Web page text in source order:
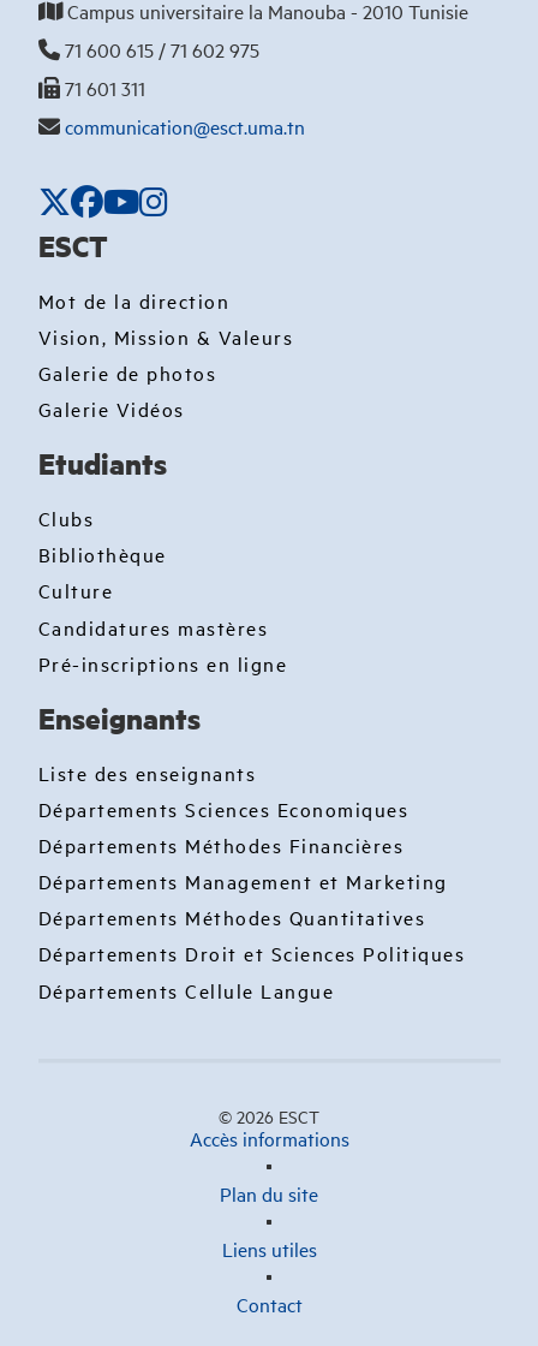
Campus universitaire la Manouba - 2010 Tunisie
71 600 615 / 71 602 975
71 601 311
communication@esct.uma.tn
ESCT
Mot de la direction
Vision, Mission & Valeurs
Galerie de photos
Galerie Vidéos
Etudiants
Clubs
Bibliothèque
Culture
Candidatures mastères
Pré-inscriptions en ligne
Enseignants
Liste des enseignants
Départements Sciences Economiques
Départements Méthodes Financières
Départements Management et Marketing
Départements Méthodes Quantitatives
Départements Droit et Sciences Politiques
Départements Cellule Langue
© 2026 ESCT
Accès informations
Plan du site
Liens utiles
Contact